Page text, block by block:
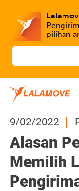
9/02/2022
Alasan
Memilih